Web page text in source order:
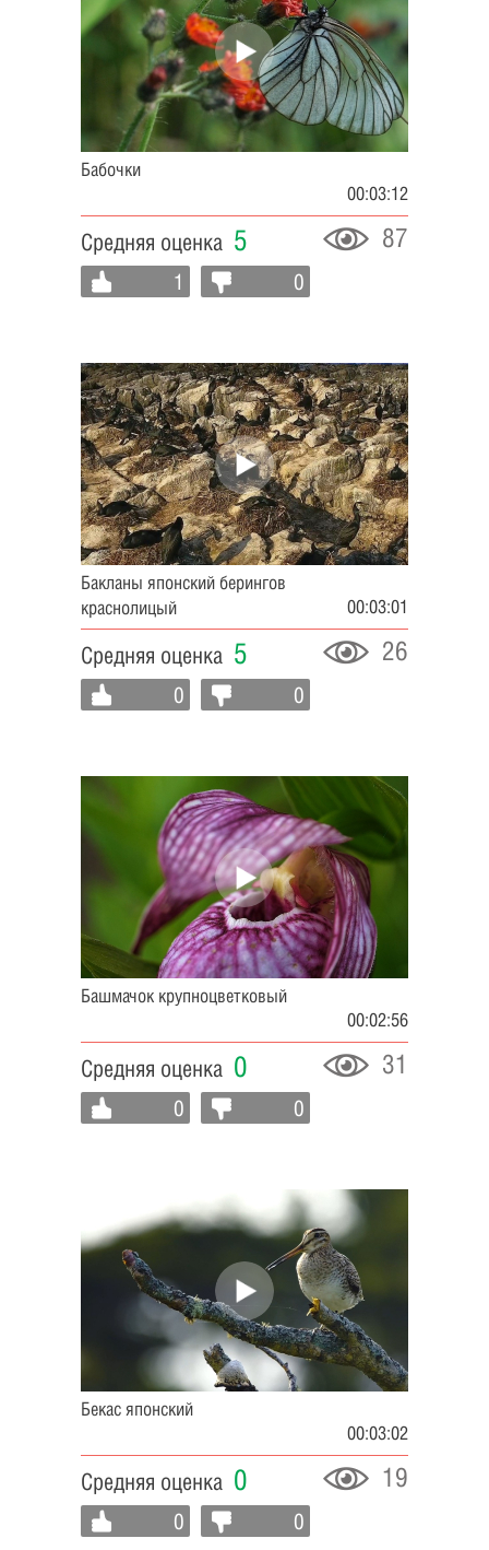
Бабочки
00:03:12
Средняя оценка 5 87
1 0
Бакланы японский берингов
краснолицый
00:03:01
Средняя оценка 5 26
0 0
Башмачок крупноцветковый
00:02:56
Средняя оценка 0 31
0 0
Бекас японский
00:03:02
Средняя оценка 0 19
0 0